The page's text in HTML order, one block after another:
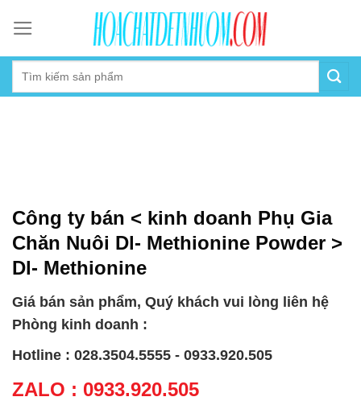
content
Công ty bán < kinh doanh Phụ Gia
Chăn Nuôi Dl- Methionine Powder >
Dl- Methionine
Giá bán sản phẩm, Quý khách vui lòng liên hệ
Phòng kinh doanh :
Hotline : 028.3504.5555 - 0933.920.505
ZALO : 0933.920.505